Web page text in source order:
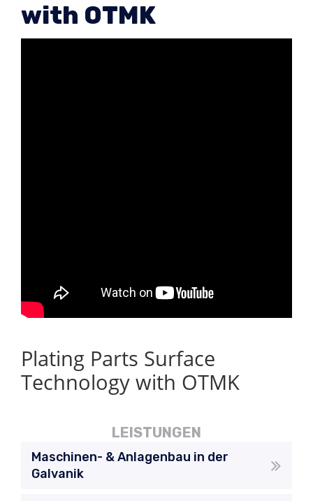
with OTMK
Plating Parts Surface
Technology with OTMK
LEISTUNGEN
Maschinen- & Anlagenbau in der
Galvanik